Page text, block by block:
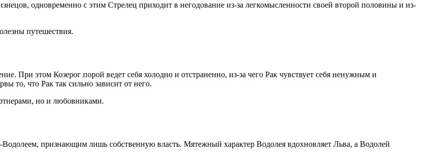
одновременно с этим Стрелец приходит в негодование из-за легкомысленности своей второй половины и из-
путешествия.
При этом Козерог порой ведет себя холодно и отстраненно, из-за чего Рак чувствует себя ненужным и
то, что Рак так сильно зависит от него.
но и любовниками.
признающим лишь собственную власть. Мятежный характер Водолея вдохновляет Льва, а Водолей